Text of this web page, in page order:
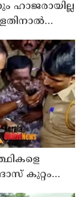
ഹാജരായില്ല
കുറ്റം